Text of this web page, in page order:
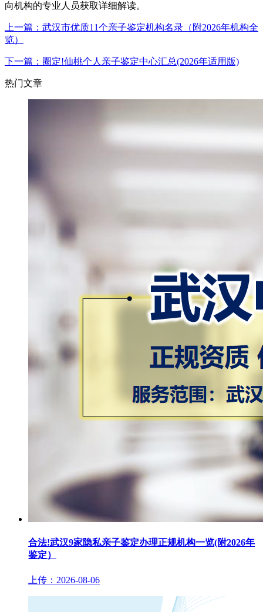
向机构的专业人员获取详细解读。
上一篇：武汉市优质11个亲子鉴定机构名录（附2026年机构全
览）
下一篇：圈定!仙桃个人亲子鉴定中心汇总(2026年适用版)
热门文章
合法!武汉9家隐私亲子鉴定办理正规机构一览(附2026年
鉴定）
上传：2026-08-06